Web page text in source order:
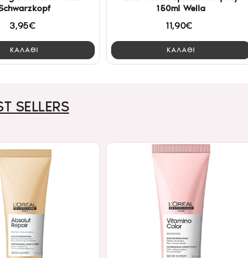
3,95€
ΚΑΛΑΘΙ
150ml Wella
11,90€
ΚΑΛΑΘΙ
SELLERS